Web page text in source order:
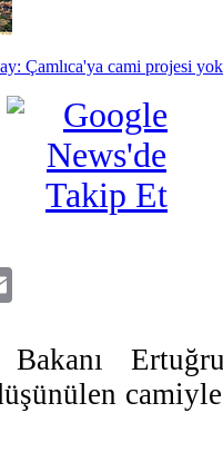
Çamlıca'ya cami projesi yok